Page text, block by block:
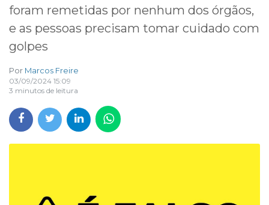
foram remetidas por nenhum dos órgãos,
e as pessoas precisam tomar cuidado com
golpes
Por Marcos Freire
03/09/2024 15:09
3 minutos de leitura